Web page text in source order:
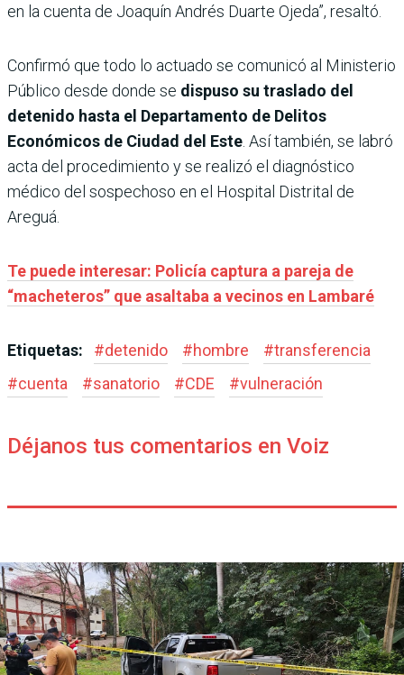
en la cuenta de Joaquín Andrés Duarte Ojeda”, resaltó.
Confirmó que todo lo actuado se comunicó al Ministerio
Público desde donde se dispuso su traslado del
detenido hasta el Departamento de Delitos
Económicos de Ciudad del Este . Así también, se labró
acta del procedimiento y se realizó el diagnóstico
médico del sospechoso en el Hospital Distrital de
Areguá.
Te puede interesar: Policía captura a pareja de
“macheteros” que asaltaba a vecinos en Lambaré
Etiquetas: #detenido #hombre #transferencia
#cuenta #sanatorio #CDE #vulneración
Déjanos tus comentarios en Voiz